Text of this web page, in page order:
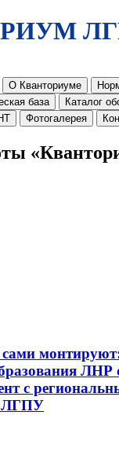
О Кванториуме
база
Каталог
Фотогалерея
ЛНР
с
ЛГПУ​